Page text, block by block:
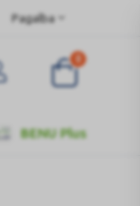
Pagalba
BENU Plus